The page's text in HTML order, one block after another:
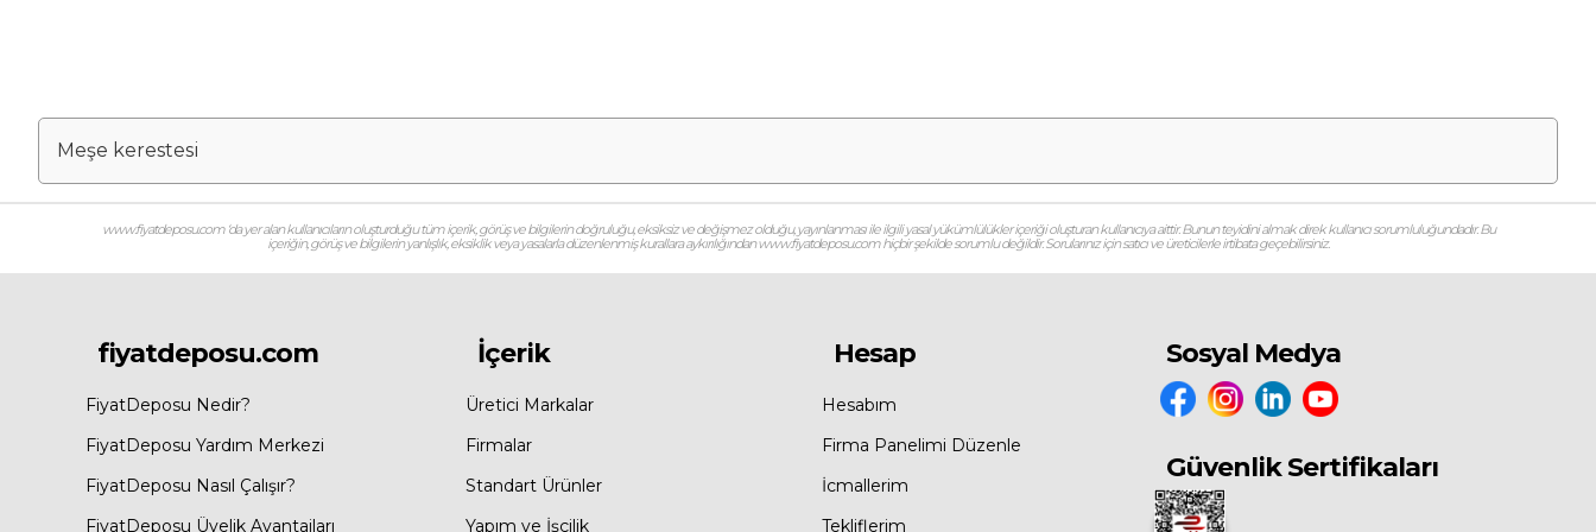
Meşe kerestesi
www.fiyatdeposu.com ‘da yer alan kullanıcıların oluşturduğu tüm içerik, görüş ve bilgilerin doğruluğu, eksiksiz ve değişmez olduğu, yayınlanması ile ilgili yasal yükümlülükler içeriği oluşturan kullanıcıya aittir. Bunun teyidini almak direk kullanıcı sorumluluğundadır. Bu
içeriğin, görüş ve bilgilerin yanlışlık, eksiklik veya yasalarla düzenlenmiş kurallara aykırılığından www.fiyatdeposu.com hiçbir şekilde sorumlu değildir. Sorularınız için satıcı ve üreticilerle irtibata geçebilirsiniz.
fiyatdeposu.com
FiyatDeposu Nedir?
FiyatDeposu Yardım Merkezi
FiyatDeposu Nasıl Çalışır?
FiyatDeposu Üyelik Avantajları
İçerik
Üretici Markalar
Firmalar
Standart Ürünler
Yapım ve İşçilik
Hesap
Hesabım
Firma Panelimi Düzenle
İcmallerim
Tekliflerim
Sosyal Medya
Güvenlik Sertifikaları